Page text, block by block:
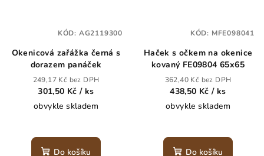
Okenicová zařážka černá s
dorazem panáček
249,17 Kč bez DPH
301,50 Kč/ ks
obvykle skladem
Do košíku
KÓD: AG2119300
Haček s očkem na okenice
kovaný FE09804 65x65
362,40 Kč bez DPH
438,50 Kč/ ks
obvykle skladem
Do košíku
KÓD: MFE098041